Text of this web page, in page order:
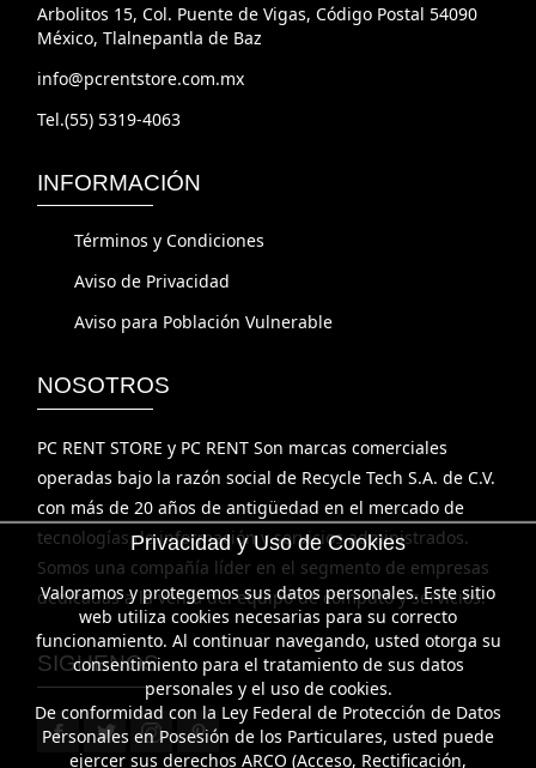
Arbolitos 15, Col. Puente de Vigas, Código Postal 54090
México, Tlalnepantla de Baz
info@pcrentstore.com.mx
Tel.(55) 5319-4063
INFORMACIÓN
Términos y Condiciones
Aviso de Privacidad
Aviso para Población Vulnerable
NOSOTROS
PC RENT STORE y PC RENT Son marcas comerciales
operadas bajo la razón social de Recycle Tech S.A. de C.V.
con más de 20 años de antigüedad en el mercado de
tecnologías de información y servicios administrados.
Somos una compañía líder en el segmento de empresas
dedicadas a la venta del equipo de cómputo y servicios.
SIGUENOS
Privacidad y Uso de Cookies
Valoramos y protegemos sus datos personales. Este sitio
web utiliza cookies necesarias para su correcto
funcionamiento. Al continuar navegando, usted otorga su
consentimiento para el tratamiento de sus datos
personales y el uso de cookies.
De conformidad con la Ley Federal de Protección de Datos
Personales en Posesión de los Particulares, usted puede
ejercer sus derechos ARCO (Acceso, Rectificación,